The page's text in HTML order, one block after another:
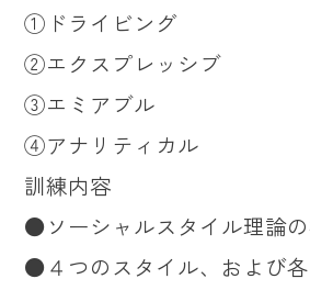
①ドライビング
②エクスプレッシブ
③エミアブル
④アナリティカル
訓練内容
●ソーシャルスタイル理論
●４つのスタイル、および